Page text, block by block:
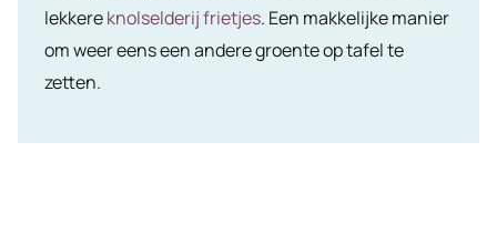
lekkereknolselderij frietjes. Een makkelijke manier
om weer eens een andere groente op tafel te
zetten.